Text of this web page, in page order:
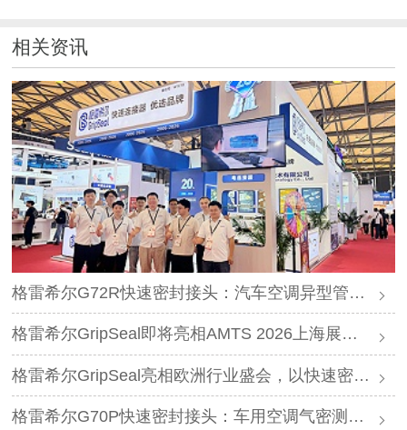
相关资讯
格雷希尔G72R快速密封接头：汽车空调异型管口测试方案
格雷希尔GripSeal即将亮相AMTS 2026上海展，以密封技术赋能汽车制造
格雷希尔GripSeal亮相欧洲行业盛会，以快速密封技术赋能欧洲新能源产业链
格雷希尔G70P快速密封接头：车用空调气密测试的可靠选择